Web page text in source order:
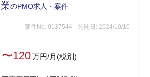
ど)管理
お客様)
-検収処理
業のPMO求人・案件
案件No. 0137544 公開日: 2024/10/10
〜120万円/月(税別)